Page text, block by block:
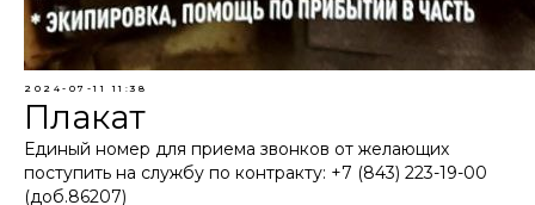
2024-07-11 11:38
Плакат
Единый номер для приема звонков от желающих
поступить на службу по контракту: +7 (843) 223-19-00
(доб.86207)